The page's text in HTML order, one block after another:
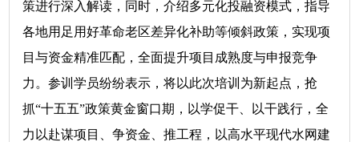
策进行深入解读，同时，介绍多元化投融资模式，指导
各地用足用好革命老区差异化补助等倾斜政策，实现项
目与资金精准匹配，全面提升项目成熟度与申报竞争
力。参训学员纷纷表示，将以此次培训为新起点，抢
抓“十五五”政策黄金窗口期，以学促干、以干践行，全
力以赴谋项目、争资金、推工程，以高水平现代水网建